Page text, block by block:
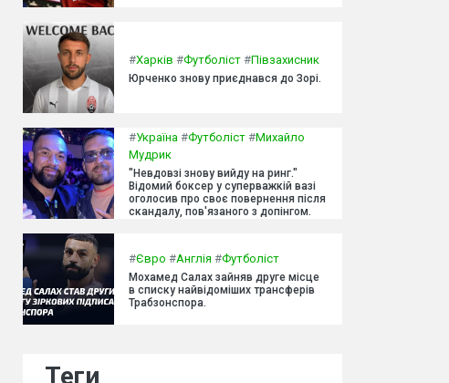
#Харків #Футболіст #Півзахисник
Юрченко знову приєднався до Зорі.
#Україна #Футболіст #Михайло
Мудрик
"Невдовзі знову вийду на ринг."
Відомий боксер у суперважкій вазі
оголосив про своє повернення після
скандалу, пов'язаного з допінгом.
#Євро #Англія #Футболіст
Мохамед Салах зайняв друге місце
в списку найвідоміших трансферів
Трабзонспора.
Теги